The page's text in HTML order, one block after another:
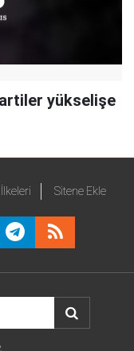
yükselişe
Sitene Ekle